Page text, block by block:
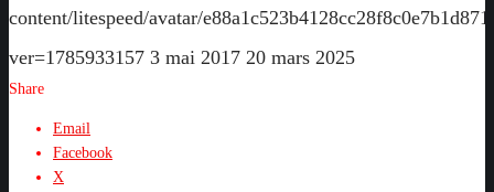
content/litespeed/avatar/
ver=1785933157 3 mai 2017 20 mars 2025
Share
Email
Facebook
X